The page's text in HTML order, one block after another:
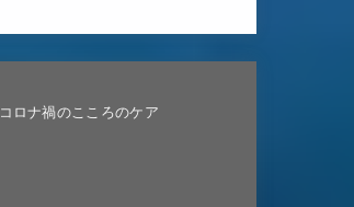
コロナ禍のこころのケア